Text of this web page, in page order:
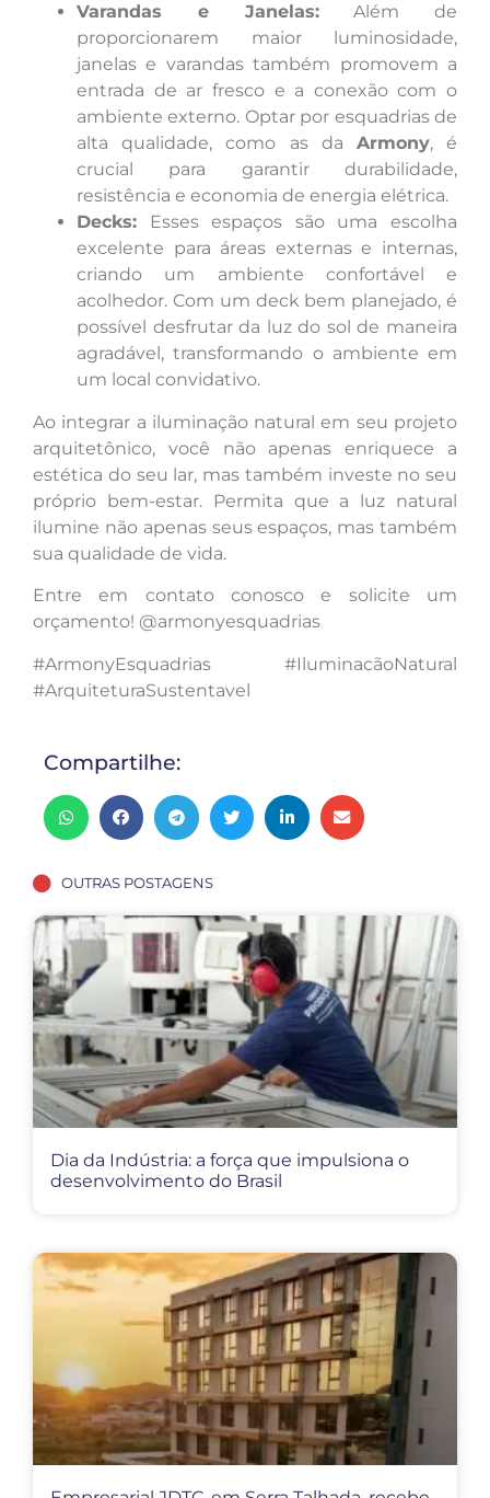
Varandas e Janelas:Além de
proporcionarem maior luminosidade,
janelas e varandas também promovem a
entrada de ar fresco e a conexão com o
ambiente externo. Optar por esquadrias de
alta qualidade, como as da Armony, é
crucial para garantir durabilidade,
resistência e economia de energia elétrica.
Decks: Esses espaços são uma escolha
excelente para áreas externas e internas,
criando um ambiente confortável e
acolhedor. Com um deck bem planejado, é
possível desfrutar da luz do sol de maneira
agradável, transformando o ambiente em
um local convidativo.
Ao integrar a iluminação natural em seu projeto
arquitetônico, você não apenas enriquece a
estética do seu lar, mas também investe no seu
próprio bem-estar. Permita que a luz natural
ilumine não apenas seus espaços, mas também
sua qualidade de vida.
Entre em contato conosco e solicite um
orçamento! @armonyesquadrias
#ArmonyEsquadrias #IluminacãoNatural
#ArquiteturaSustentavel
Compartilhe:
OUTRAS POSTAGENS
Dia da Indústria: a força que impulsiona o
desenvolvimento do Brasil